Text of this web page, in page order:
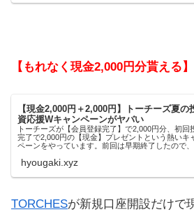
【もれなく現金2,000円分貰える】
【現金2,000円＋2,000円】トーチーズ夏の
資応援Wキャンペーンがヤバい
トーチーズが【会員登録完了】で2,000円分、初回
完了で2,000円の【現金】プレゼントという熱いキ
ペーンをやっています。前回は早期終了したので、
hyougaki.xyz
TORCHESが新規口座開設だけで